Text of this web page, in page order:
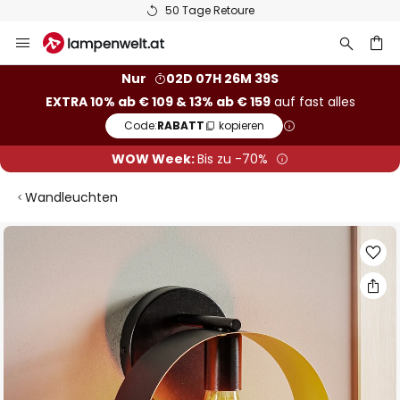
50 Tage Retoure
Inhalt
Nur
02D 07H 26M 38S
EXTRA 10% ab € 109 & 13% ab € 159auf fast alles
Code:RABATT kopieren
WOW Week:Bis zu -70%
Wandleuchten
Zum